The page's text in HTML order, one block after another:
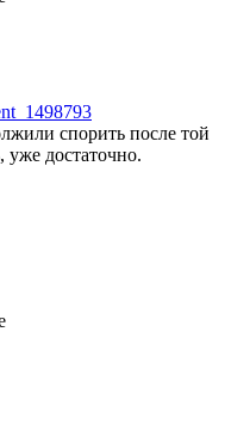
спорить после той
уже достаточно.